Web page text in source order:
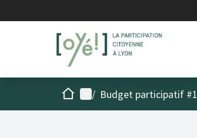
AccueilMenu principal
/ Budget participatif #1